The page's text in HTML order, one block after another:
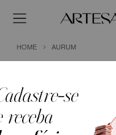
HOME AURUM